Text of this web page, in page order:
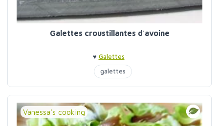
Galettes croustillantes d'avoine
♥ Galettes
galettes
Vanessa's cooking